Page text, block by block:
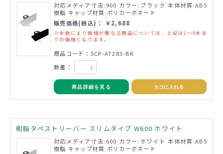
対応メディア寸法:900 カラー:ブラック 本体材質:ABS
樹脂 キャップ材質:ポリカーボネート
販売価格(税込)： ￥2,688
※本数により価格が異なる商品については、上記は1～9本ま
での価格となります。
商品コード：SCP-AT283-BK
数量：
商品詳細を見る カゴに入れる
樹脂タペストリーバー スリムタイプ W600 ホワイト
対応メディア寸法:600 カラー:ホワイト 本体材質:ABS
樹脂 キャップ材質:ポリカーボネート